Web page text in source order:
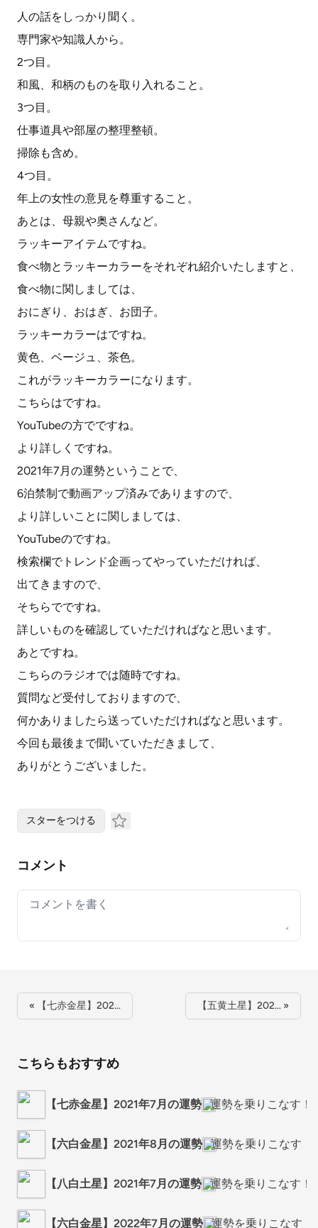
人の話をしっかり聞く。
専門家や知識人から。
2つ目。
和風、和柄のものを取り入れること。
3つ目。
仕事道具や部屋の整理整頓。
掃除も含め。
4つ目。
年上の女性の意見を尊重すること。
あとは、母親や奥さんなど。
ラッキーアイテムですね。
食べ物とラッキーカラーをそれぞれ紹介いたしますと、
食べ物に関しましては、
おにぎり、おはぎ、お団子。
ラッキーカラーはですね。
黄色、ベージュ、茶色。
これがラッキーカラーになります。
こちらはですね。
YouTubeの方でですね。
より詳しくですね。
2021年7月の運勢ということで、
6泊禁制で動画アップ済みでありますので、
より詳しいことに関しましては、
YouTubeのですね。
検索欄でトレンド企画ってやっていただければ、
出てきますので、
そちらでですね。
詳しいものを確認していただければなと思います。
あとですね。
こちらのラジオでは随時ですね。
質問など受付しておりますので、
何かありましたら送っていただければなと思います。
今回も最後まで聞いていただきまして、
ありがとうございました。
スターをつける
コメント
Your comment
« 【七赤金星】202… 【五黄土星】202… »
こちらもおすすめ
【七赤金星】2021年7月の運勢 運勢を乗りこなす！
【六白金星】2021年8月の運勢 運勢を乗りこなす！
【八白土星】2021年7月の運勢 運勢を乗りこなす！
【六白金星】2022年7月の運勢 運勢を乗りこなす